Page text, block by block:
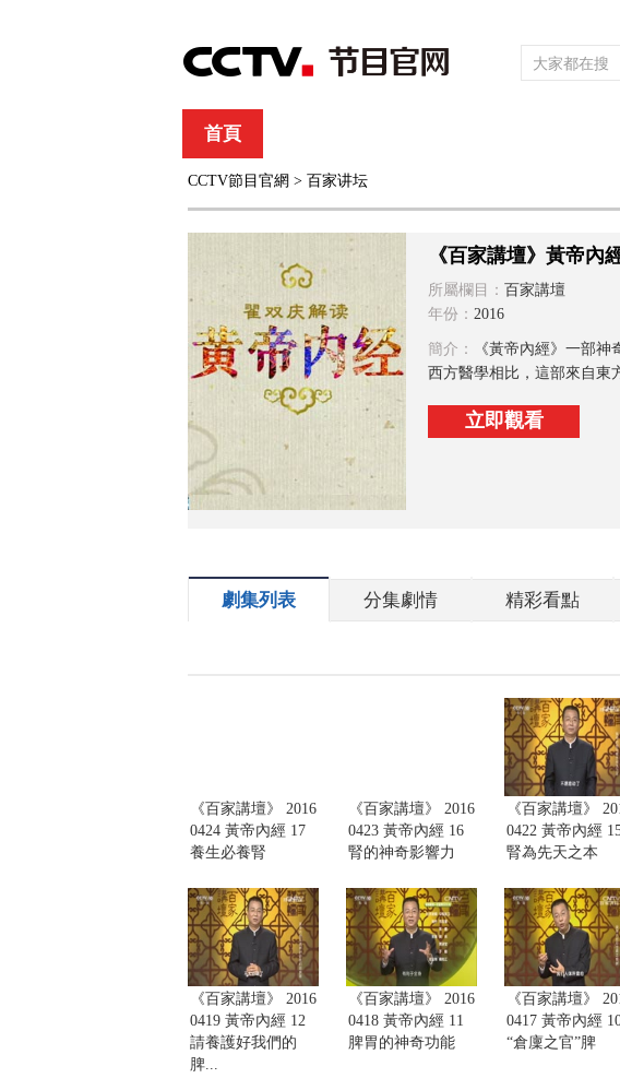
首頁
綜合 新聞 財經 綜藝
CCTV節目官網 > 百家讲坛
《百家講壇》黃帝內
所屬欄目： 百家講壇
年份： 2016
簡介：
《黃帝內經》一部
西方醫學相比，這部來自東
立即觀看
劇集列表 分集劇情 精彩看點
《百家講壇》 2016
0424 黃帝內經 17
養生必養腎
《百家講壇》 2016
0423 黃帝內經 16
腎的神奇影響力
《百家講壇》
0422 黃帝內經
腎為先天之本
《百家講壇》 2016
0419 黃帝內經 12
請養護好我們的
脾...
《百家講壇》 2016
0418 黃帝內經 11
脾胃的神奇功能
《百家講壇》
0417 黃帝內經
“倉廩之官”脾